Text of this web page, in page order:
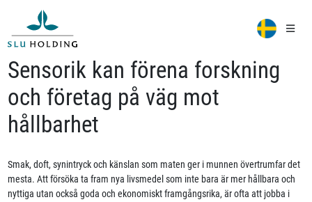
Sensorik kan förena forskning
och företag på väg mot
hållbarhet
Smak, doft, synintryck och känslan som maten ger i munnen övertrumfar det
mesta. Att försöka ta fram nya livsmedel som inte bara är mer hållbara och
nyttiga utan också goda och ekonomiskt framgångsrika, är ofta att jobba i